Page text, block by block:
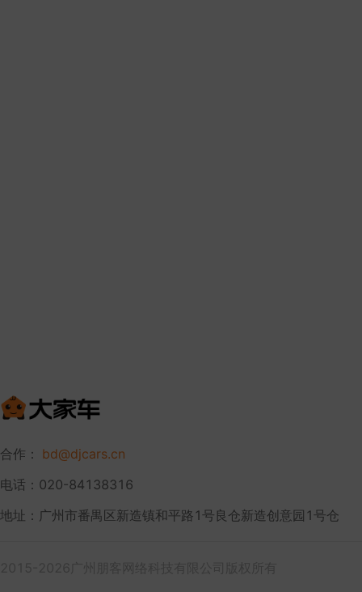
合作： bd@djcars.cn
电话：020-84138316
地址：广州市番禺区新造镇和平路1号良仓新造创意园1号仓